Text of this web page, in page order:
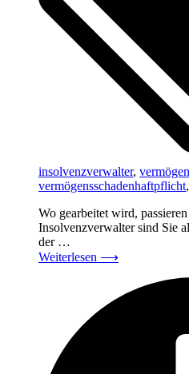
insolvenzverwalter,
vermögensschadenhaftpflicht,
Wo gearbeitet wird,
Insolvenzverwalter sind Sie
der …
Weiterlesen ⟶